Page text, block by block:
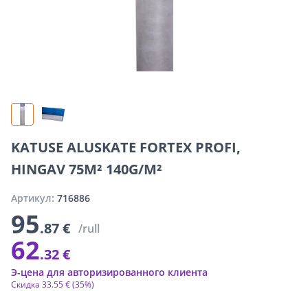
KATUSE ALUSKATE FORTEX PROFI,
HINGAV 75M² 140G/M²
Артикул: 716886
95.87 € /rull
62.32 €
Скидка 33.55 €(35%)
Э-цена для авторизированного клиента